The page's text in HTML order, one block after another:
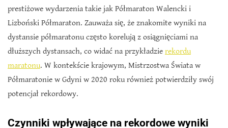
prestiżowe wydarzenia takie jak Półmaraton Walencki i
Lizboński Półmaraton. Zauważa się, że znakomite wyniki na
dystansie półmaratonu często korelują z osiągnięciami na
dłuższych dystansach, co widać na przykładzie rekordu
maratonu. W kontekście krajowym, Mistrzostwa Świata w
Półmaratonie w Gdyni w 2020 roku również potwierdziły swój
potencjał rekordowy.
Czynniki wpływające na rekordowe wyniki